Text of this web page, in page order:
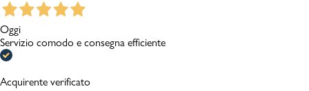
Oggi
Servizio comodo e consegna efficiente
Acquirente verificato